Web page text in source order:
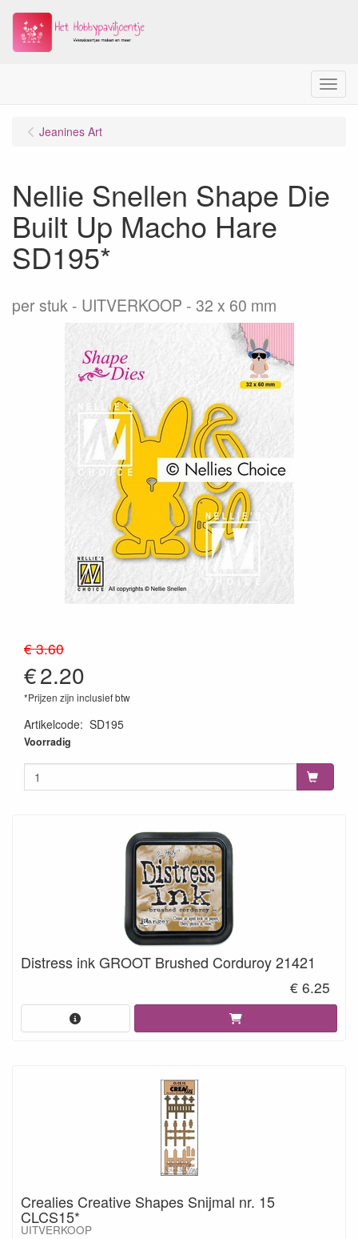
Menu
Jeanines Art
Nellie Snellen Shape Die
Built Up Macho Hare
SD195*
per stuk UITVERKOOP - 32 x 60 mm
€ 3.60
€2.20
*Prijzen zijn inclusief btw
Artikelcode: SD195
8719743098671
Voorradig
Distress ink GROOT Brushed Corduroy 21421
€ 6.25
Crealies Creative Shapes Snijmal nr. 15
CLCS15*
UITVERKOOP